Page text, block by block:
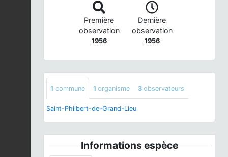
Première
observation
1956
Dernière
observation
1956
1 commune 1 organisme 3 observateurs
Saint-Philbert-de-Grand-Lieu
Informations espèce